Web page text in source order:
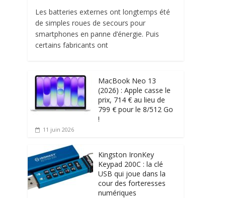
Les batteries externes ont longtemps été
de simples roues de secours pour
smartphones en panne d’énergie. Puis
certains fabricants ont
MacBook Neo 13
(2026) : Apple casse le
prix, 714 € au lieu de
799 € pour le 8/512 Go
!
11 juin 2026
Kingston IronKey
Keypad 200C : la clé
USB qui joue dans la
cour des forteresses
numériques